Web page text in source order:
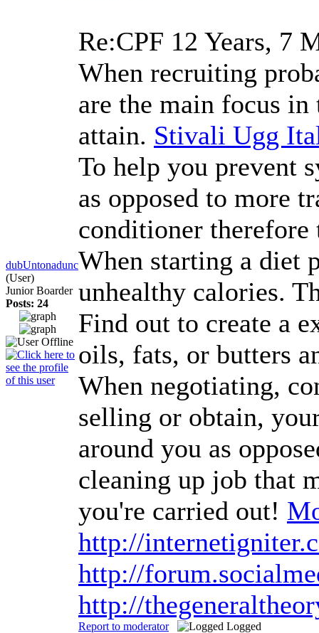
dubUntonadunc
(User)
Junior Boarder
Posts: 24
Re:CPF 12 Years, 7
When recruiting
are the main focus
attain. Stivali Ugg
To help you prevent
as opposed to more
conditioner
When starting a diet
unhealthy calories.
Find out to create a
oils, fats, or butters
When negotiating,
selling or obtain,
around you as
cleaning up job that
you're carried out!
http://
http://
http://
Report to moderator Logged